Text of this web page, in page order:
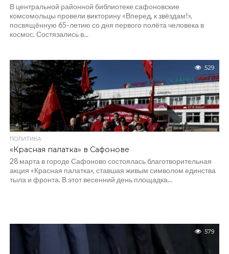
В центральной районной библиотеке сафоновские
комсомольцы провели викторину «Вперед, к звёздам!»,
посвящённую 65-летию со дня первого полёта человека в
космос. Состязались в...
529
ПОЛИТИКА
«Красная палатка» в Сафонове
28 марта в городе Сафоново состоялась благотворительная
акция «Красная палатка», ставшая живым символом единства
тыла и фронта. В этот весенний день площадка...
579